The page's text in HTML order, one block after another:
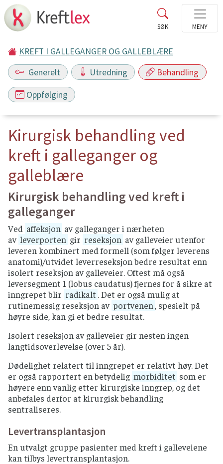
KREFT I GALLEGANGER OG GALLEBLÆRE
Generelt
Utredning Behandling
Oppfølging
Kirurgisk behandling ved
kreft i galleganger og
galleblære
Kirurgisk behandling ved kreft i
galleganger
Ved affeksjon av galleganger i nærheten
av leverporten gir reseksjon av galleveier utenfor
leveren kombinert med formell (som følger leverens
anatomi)/utvidet leverreseksjon bedre resultat enn
isolert reseksjon av galleveier. Oftest må også
leversegment 1 (lobus caudatus) fjernes for å sikre at
inngrepet blir radikalt . Det er også mulig at
rutinemessig reseksjon av portvenen, spesielt på
høyre side, kan gi et bedre resultat.
Isolert reseksjon av galleveier gir nesten ingen
langtidsoverlevelse (over 5 år).
Dødelighet relatert til inngrepet er relativt høy. Det
er også rapportert en betydelig morbiditet som er
høyere enn vanlig etter kirurgiske inngrep, og det
anbefales derfor at kirurgisk behandling
sentraliseres.
Levertransplantasjon
En utvalgt gruppe pasienter med kreft i galleveiene
kan tilbys levertransplantasjon.